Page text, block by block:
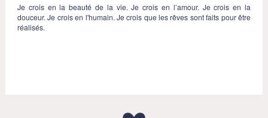
Je crois en la beauté de la vie. Je crois en l’amour. Je crois en la
douceur. Je crois en l'humain. Je crois que les rêves sont faits pour être
réalisés.